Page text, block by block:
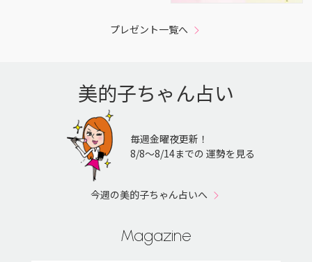
プレゼント一覧へ
美的子ちゃん占い
毎週金曜夜更新！
8/8〜8/14までの 運勢を見る
今週の美的子ちゃん占いへ
Magazine